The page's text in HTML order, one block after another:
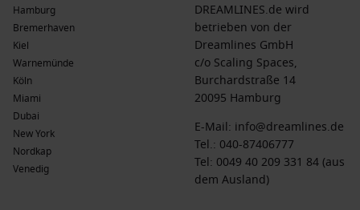
Hamburg
Bremerhaven
Kiel
Warnemünde
Köln
Miami
Dubai
New York
Nordkap
Venedig
DREAMLINES.de wird
betrieben von der
Dreamlines GmbH
c/o Scaling Spaces,
Burchardstraße 14
20095 Hamburg
E-Mail: info@dreamlines.de
Tel.: 040-87406777
Tel: 0049 40 209 331 84 (aus
dem Ausland)